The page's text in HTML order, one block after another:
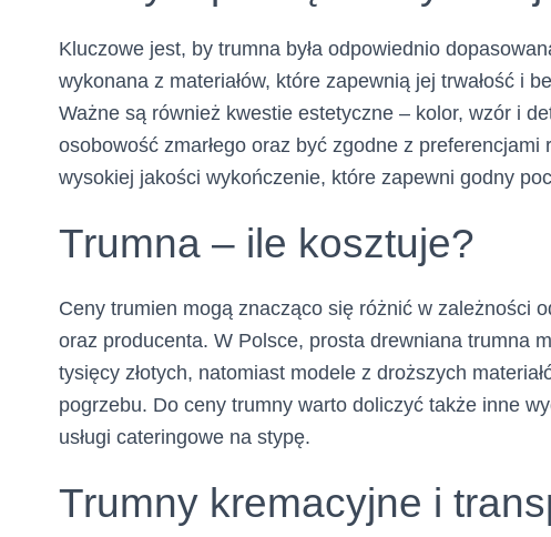
Kluczowe jest, by trumna była odpowiednio
wykonana z materiałów, które zapewnią jej trwałość i
Ważne są również kwestie estetyczne – kolor, wzór i
osobowość zmarłego oraz być zgodne z
wysokiej jakości wykończenie, które zapewni godny
Trumna – ile kosztuje?
Ceny trumien mogą znacząco się różnić w zależności
oraz producenta. W Polsce, prosta drewniana trumna
tysięcy złotych, natomiast modele z droższych
pogrzebu. Do ceny trumny warto doliczyć także inne
usługi cateringowe na stypę.
Trumny kremacyjne i